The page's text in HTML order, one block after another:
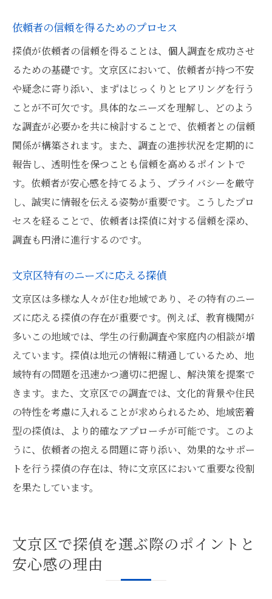
依頼者の信頼を得るためのプロセス
探偵が依頼者の信頼を得ることは、個人調査を成功させ
るための基礎です。文京区において、依頼者が持つ不安
や疑念に寄り添い、まずはじっくりとヒアリングを行う
ことが不可欠です。具体的なニーズを理解し、どのよう
な調査が必要かを共に検討することで、依頼者との信頼
関係が構築されます。また、調査の進捗状況を定期的に
報告し、透明性を保つことも信頼を高めるポイントで
す。依頼者が安心感を持てるよう、プライバシーを厳守
し、誠実に情報を伝える姿勢が重要です。こうしたプロ
セスを経ることで、依頼者は探偵に対する信頼を深め、
調査も円滑に進行するのです。
文京区特有のニーズに応える探偵
文京区は多様な人々が住む地域であり、その特有のニー
ズに応える探偵の存在が重要です。例えば、教育機関が
多いこの地域では、学生の行動調査や家庭内の相談が増
えています。探偵は地元の情報に精通しているため、地
域特有の問題を迅速かつ適切に把握し、解決策を提案で
きます。また、文京区での調査では、文化的背景や住民
の特性を考慮に入れることが求められるため、地域密着
型の探偵は、より的確なアプローチが可能です。このよ
うに、依頼者の抱える問題に寄り添い、効果的なサポー
トを行う探偵の存在は、特に文京区において重要な役割
を果たしています。
文京区で探偵を選ぶ際のポイントと
安心感の理由